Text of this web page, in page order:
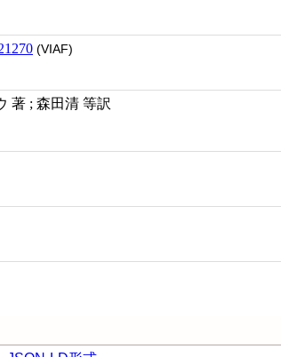
(VIAF)
著 ; 森田清 等訳